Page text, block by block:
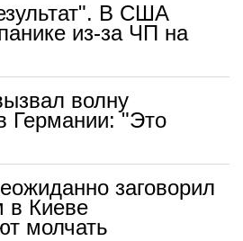
В США
из-за ЧП на
волну
Германии: "Это
заговорил
в Киеве
молчать